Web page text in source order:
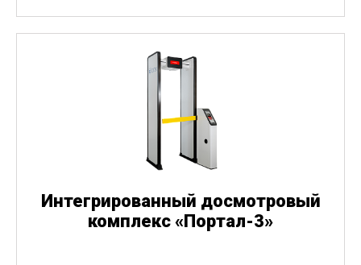
Интегрированный досмотровый
комплекс «Портал-3»